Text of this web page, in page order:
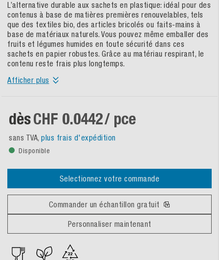
L’alternative durable aux sachets en plastique: idéal pour des
contenus à base de matières premières renouvelables, tels
que des textiles bio, des articles bricolés ou faits-mains à
base de matériaux naturels. Vous pouvez même emballer des
fruits et légumes humides en toute sécurité dans ces
sachets en papier robustes. Grâce au matériau respirant, le
contenu reste frais plus longtemps.
Afficher plus
dèsCHF 0.0442/ pce
sans TVA, plus frais d'expédition
Disponible
Selectionnez votre commande
Commander un échantillon gratuit
Personnaliser maintenant